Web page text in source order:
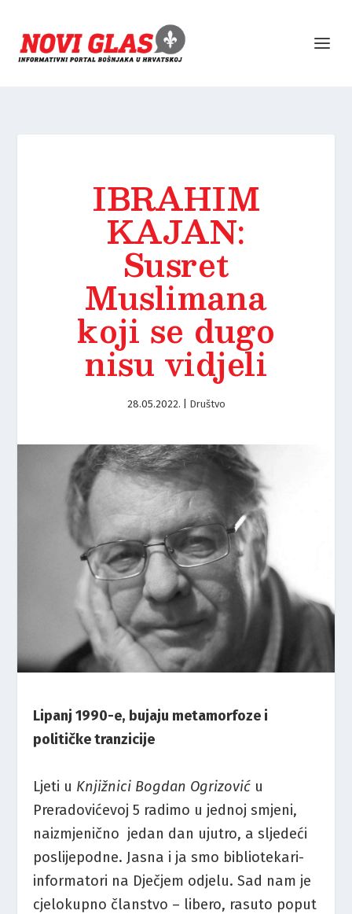
IBRAHIM
KAJAN:
Susret
Muslimana
koji se dugo
nisu vidjeli
28.05.2022. Društvo
Lipanj 1990-e, bujaju metamorfoze i
političke tranzicije
Ljeti u Knjižnici Bogdan Ogrizović u
Preradovićevoj 5 radimo u jednoj smjeni,
naizmjenično jedan dan ujutro, a sljedeći
poslijepodne. Jasna i ja smo bibliotekari-
informatori na Dječjem odjelu. Sad nam je
cjelokupno članstvo – libero, rasuto poput